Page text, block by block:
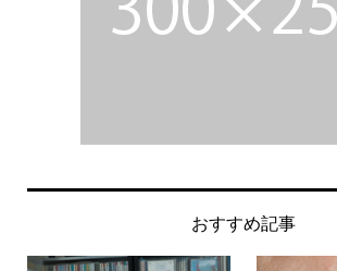
おすすめ記事